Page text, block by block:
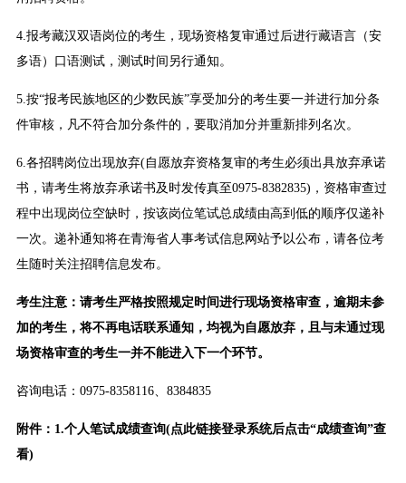
4.报考藏汉双语岗位的考生，现场资格复审通过后进行藏语言（安
多语）口语测试，测试时间另行通知。
5.按“报考民族地区的少数民族”享受加分的考生要一并进行加分条
件审核，凡不符合加分条件的，要取消加分并重新排列名次。
6.各招聘岗位出现放弃(自愿放弃资格复审的考生必须出具放弃承诺
书，请考生将放弃承诺书及时发传真至0975-8382835)，资格审查过
程中出现岗位空缺时，按该岗位笔试总成绩由高到低的顺序仅递补
一次。递补通知将在青海省人事考试信息网站予以公布，请各位考
生随时关注招聘信息发布。
考生注意：请考生严格按照规定时间进行现场资格审查，逾期未参
加的考生，将不再电话联系通知，均视为自愿放弃，且与未通过现
场资格审查的考生一并不能进入下一个环节。
咨询电话：0975-8358116、8384835
附件： 1.个人笔试成绩查询(点此链接登录系统后点击“成绩查询”查
看)